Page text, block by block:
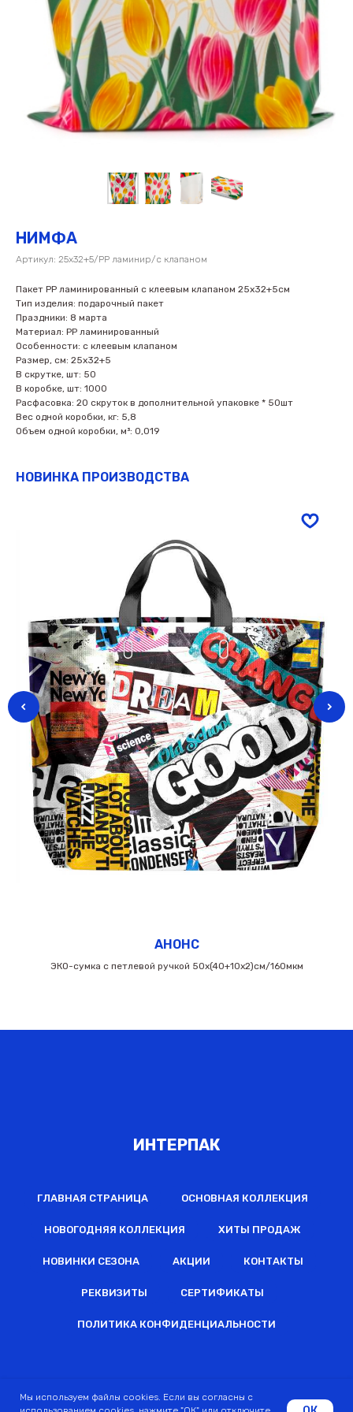
НИМФА
Артикул: 25х32+5/PP ламинир/с клапаном
Пакет PP ламинированный с клеевым клапаном 25х32+5см
Тип изделия: подарочный пакет
Праздники: 8 марта
Материал: PP ламинированный
Особенности: с клеевым клапаном
Размер, см: 25х32+5
В скрутке, шт: 50
В коробке, шт: 1000
Расфасовка: 20 скруток в дополнительной упаковке * 50шт
Вес одной коробки, кг: 5,8
Объем одной коробки, м³: 0,019
НОВИНКА ПРОИЗВОДСТВА
АНОНС
ЭКО-сумка с петлевой ручкой 50х(40+10х2)см/160мкм
ИНТЕРПАК
ГЛАВНАЯ СТРАНИЦА ОСНОВНАЯ КОЛЛЕКЦИЯ
НОВОГОДНЯЯ КОЛЛЕКЦИЯ ХИТЫ ПРОДАЖ
НОВИНКИ СЕЗОНА АКЦИИ КОНТАКТЫ
РЕКВИЗИТЫ СЕРТИФИКАТЫ
ПОЛИТИКА КОНФИДЕНЦИАЛЬНОСТИ
Мы используем файлы cookies. Если вы согласны с